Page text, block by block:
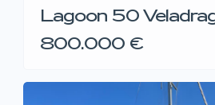
Lagoon 50
800.000 €